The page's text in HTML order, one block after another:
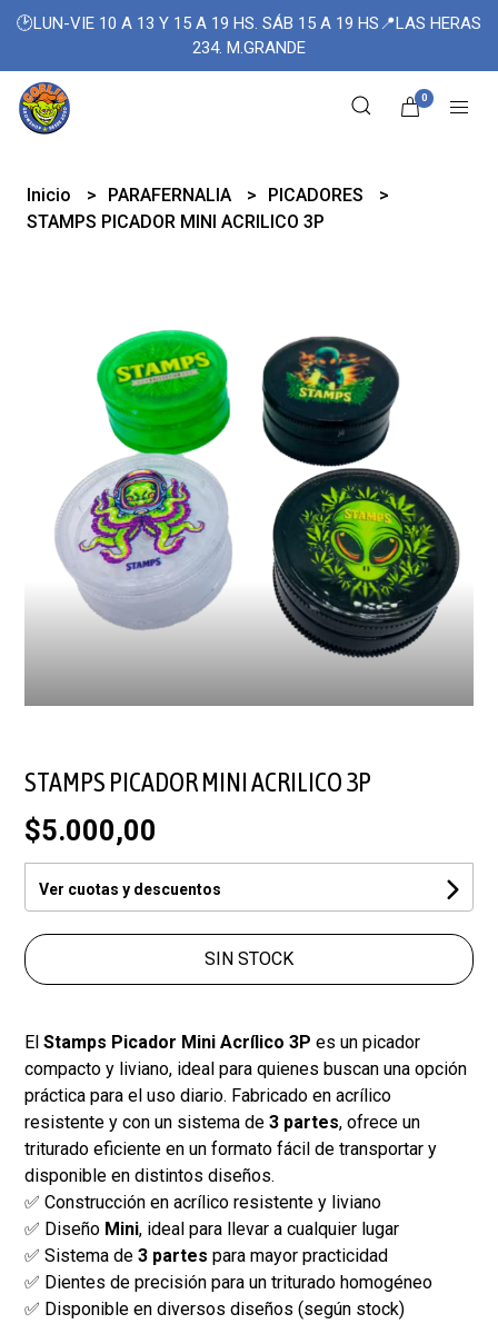
🕑LUN-VIE 10 A 13 Y 15 A 19 HS. SÁB 15 A 19 HS📍LAS HERAS
234. M.GRANDE
0
Inicio PARAFERNALIA
PICADORES
STAMPS PICADOR MINI ACRILICO 3P
STAMPS PICADOR MINI ACRILICO 3P
$5.000,00
Ver cuotas y descuentos
SIN STOCK
ElStamps Picador Mini Acrílico 3P es un picador
compacto y liviano, ideal para quienes buscan una opción
práctica para el uso diario. Fabricado en acrílico
resistente y con un sistema de3 partes, ofrece un
triturado eficiente en un formato fácil de transportar y
disponible en distintos diseños.
✅ Construcción en acrílico resistente y liviano
✅ Diseño Mini, ideal para llevar a cualquier lugar
✅ Sistema de3 partes para mayor practicidad
✅ Dientes de precisión para un triturado homogéneo
✅ Disponible en diversos diseños (según stock)